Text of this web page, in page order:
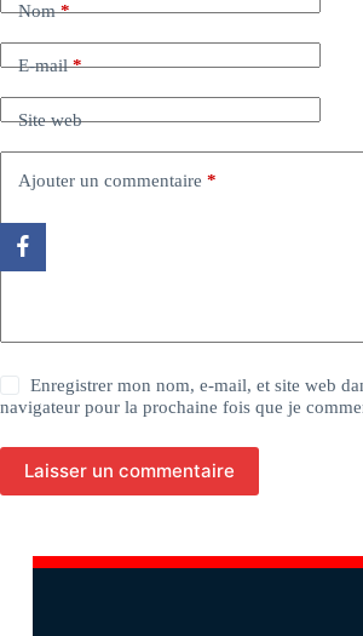
Nom*
E-mail*
Site web
Ajouter un commentaire *
Enregistrer mon nom, e-mail, et site web
navigateur pour la prochaine fois que je
Laisser un commentaire